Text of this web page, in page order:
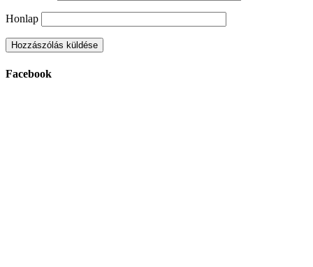
Honlap
Facebook